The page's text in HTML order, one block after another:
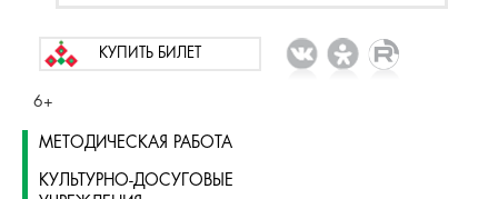
КУПИТЬ БИЛЕТ
6+
МЕТОДИЧЕСКАЯ РАБОТА
КУЛЬТУРНО-ДОСУГОВЫЕ